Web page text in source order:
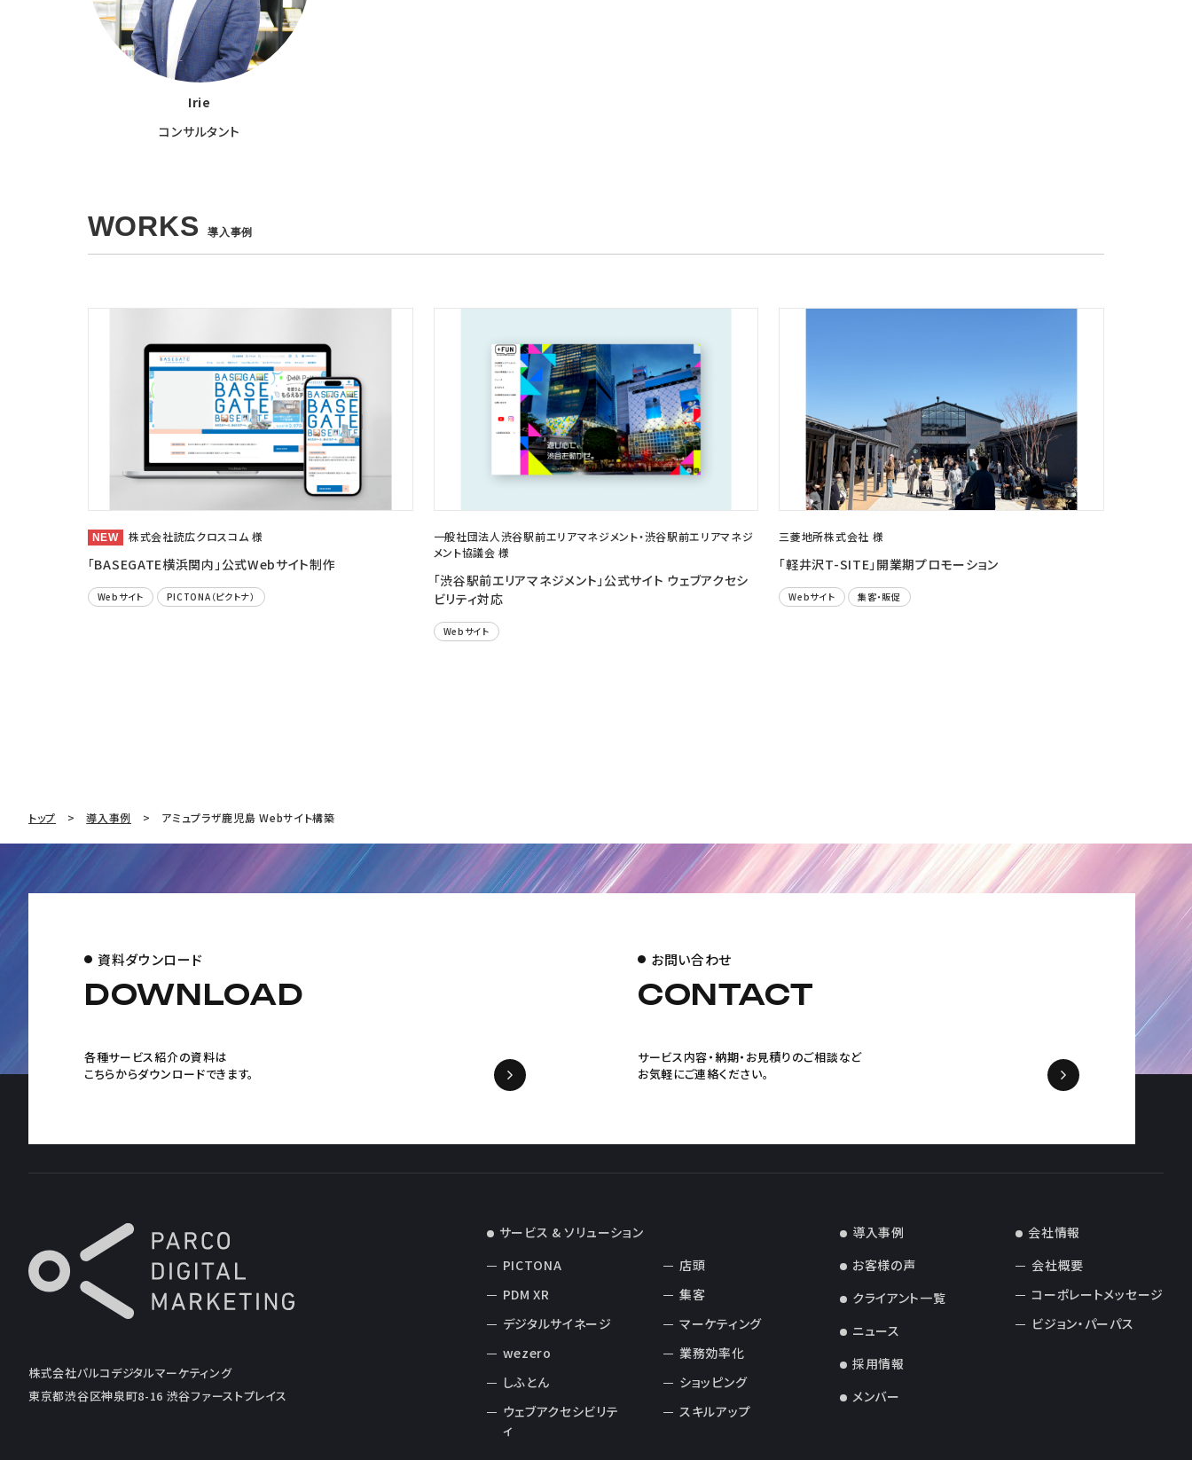
Irie
コンサルタント
WORKS 導入事例
株式会社読広クロスコム 様
「BASEGATE横浜関内」公式Webサイト制作
Webサイト PICTONA（ピクトナ）
一般社団法人渋谷駅前エリアマネジメント・渋谷駅前エリアマネジ
メント協議会 様
「渋谷駅前エリアマネジメント」公式サイト ウェブアクセシ
ビリティ対応
Webサイト
三菱地所株式会社 様
「軽井沢T-SITE」開業期プロモーション
Webサイト 集客・販促
トップ 導入事例 アミュプラザ鹿児島 Webサイト構築
資料ダウンロード
DOWNLOAD
各種サービス紹介の資料は
こちらからダウンロードできます。
お問い合わせ
CONTACT
サービス内容・納期・お見積りのご相談など
お気軽にご連絡ください。
株式会社パルコデジタルマーケティング
東京都渋谷区神泉町8-16 渋谷ファーストプレイス
サービス & ソリューション
PICTONA
PDM XR
デジタルサイネージ
wezero
しふとん
ウェブアクセシビリテ
ィ
店頭
集客
マーケティング
業務効率化
ショッピング
スキルアップ
導入事例
お客様の声
クライアント一覧
ニュース
採用情報
メンバー
会社情報
会社概要
コーポレートメッセージ
ビジョン・パーパス